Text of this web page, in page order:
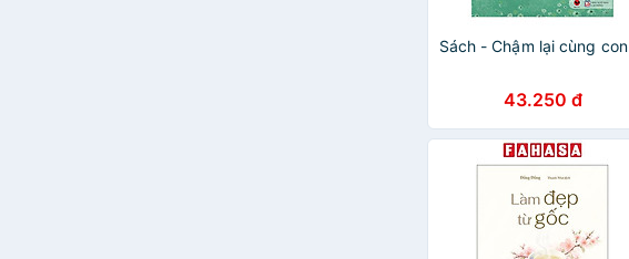
Sách - Chậm lại cùng con
43.250 đ